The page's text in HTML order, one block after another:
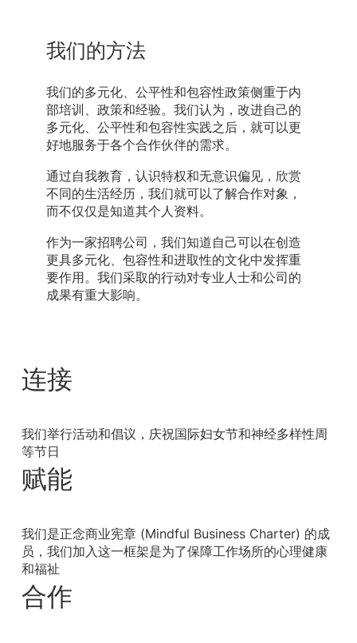
我们的方法
我们的多元化、公平性和包容性政策侧重于内
部培训、政策和经验。我们认为，改进自己的
多元化、公平性和包容性实践之后，就可以更
好地服务于各个合作伙伴的需求。
通过自我教育，认识特权和无意识偏见，欣赏
不同的生活经历，我们就可以了解合作对象，
而不仅仅是知道其个人资料。
作为一家招聘公司，我们知道自己可以在创造
更具多元化、包容性和进取性的文化中发挥重
要作用。我们采取的行动对专业人士和公司的
成果有重大影响。
连接
我们举行活动和倡议，庆祝国际妇女节和神经多样性周
等节日
赋能
我们是正念商业宪章 (Mindful Business Charter) 的成
员，我们加入这一框架是为了保障工作场所的心理健康
和福祉
合作